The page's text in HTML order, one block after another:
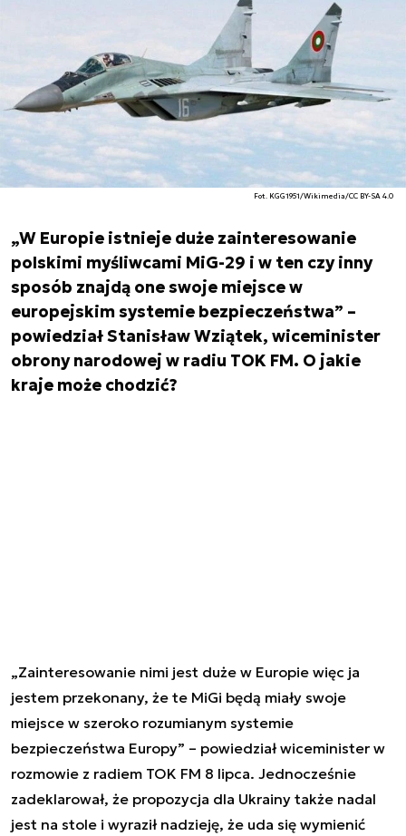
Fot. KGG1951/Wikimedia/CC BY-SA 4.0
„W Europie istnieje duże zainteresowanie
polskimi myśliwcami MiG-29 i w ten czy inny
sposób znajdą one swoje miejsce w
europejskim systemie bezpieczeństwa” –
powiedział Stanisław Wziątek, wiceminister
obrony narodowej w radiu TOK FM. O jakie
kraje może chodzić?
„Zainteresowanie nimi jest duże w Europie więc ja
jestem przekonany, że te MiGi będą miały swoje
miejsce w szeroko rozumianym systemie
bezpieczeństwa Europy” – powiedział wiceminister w
rozmowie z radiem TOK FM 8 lipca. Jednocześnie
zadeklarował, że propozycja dla Ukrainy także nadal
jest na stole i wyraził nadzieję, że uda się wymienić